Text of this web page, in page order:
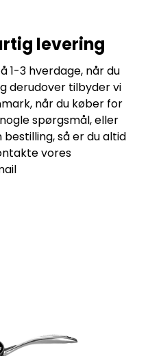
levering
1-3 hverdage, når du
derudover tilbyder vi
når du køber for
spørgsmål, eller
så er du altid
vores